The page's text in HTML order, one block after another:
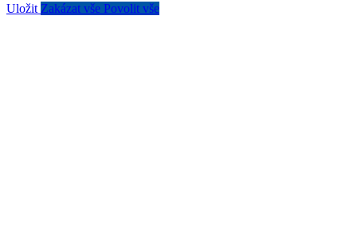
Uložit Zakázat vše Povolit vše